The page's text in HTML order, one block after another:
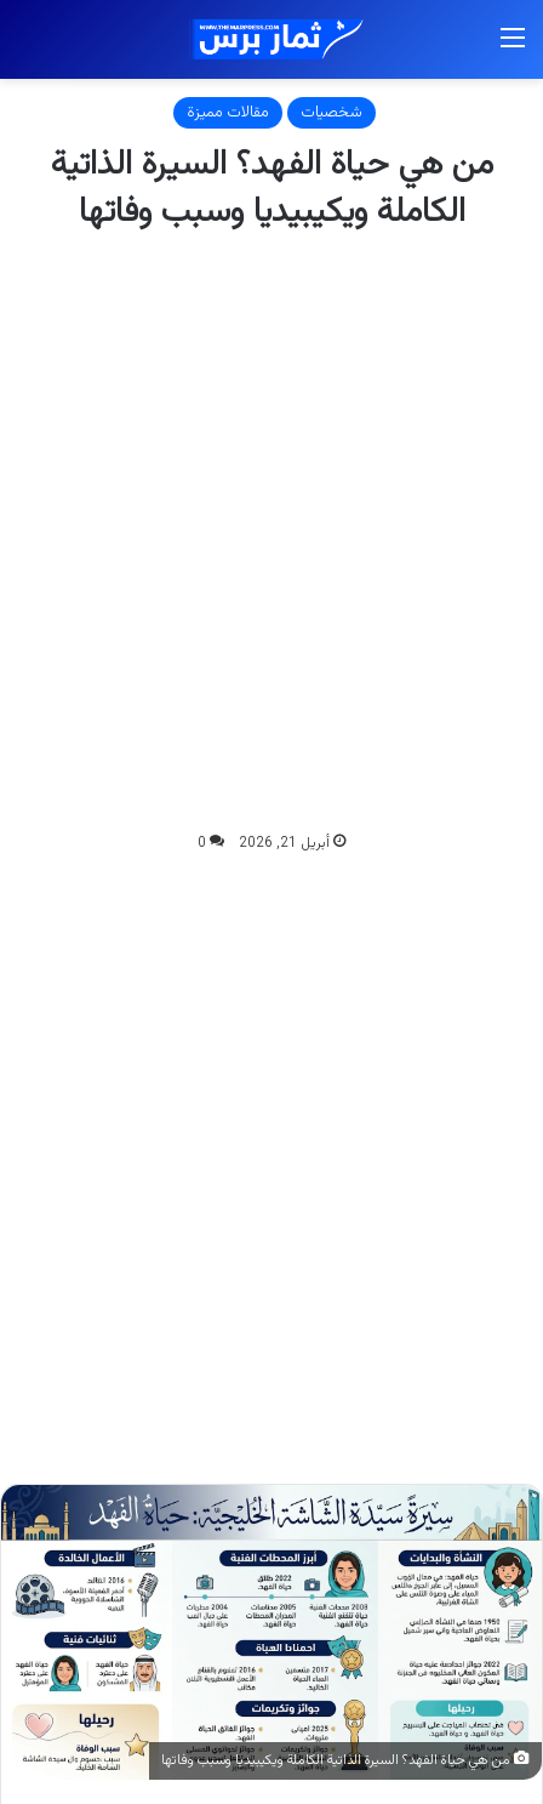
شخصيات مقالات مميزة
من هي حياة الفهد؟ السيرة الذاتية
الكاملة ويكيبيديا وسبب وفاتها
أبريل 21, 2026 0
من هي حياة الفهد؟ السيرة الذاتية الكاملة ويكيبيديا وسبب وفاتها